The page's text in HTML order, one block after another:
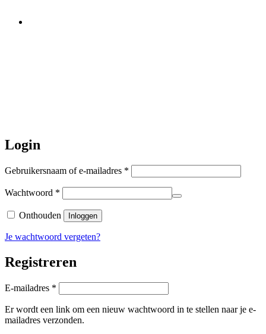
Login
Gebruikersnaam of e-mailadres *
Wachtwoord *
Onthouden Inloggen
Je wachtwoord vergeten?
Registreren
E-mailadres *
Er wordt een link om een nieuw wachtwoord in te stellen naar je e-
mailadres verzonden.